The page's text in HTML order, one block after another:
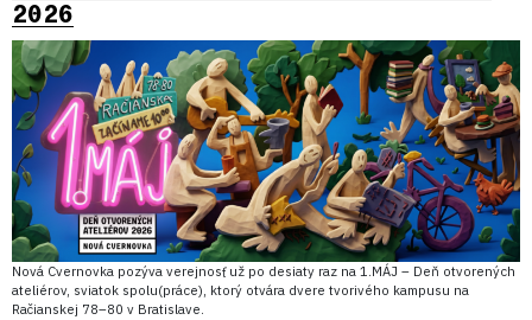
2026
Nová Cvernovka pozýva verejnosť už po desiaty raz na 1.MÁJ – Deň otvorených
ateliérov, sviatok spolu(práce), ktorý otvára dvere tvorivého kampusu na
Račianskej 78–80 v Bratislave.